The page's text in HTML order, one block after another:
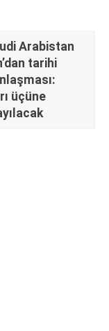
Arabistan
tarihi
üçüne